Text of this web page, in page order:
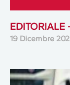
EDITORIALE
19 Dicembre